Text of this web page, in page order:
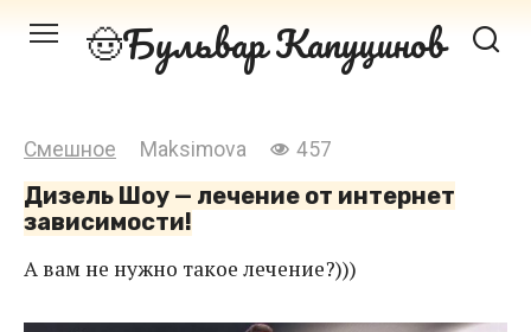
Перейти Бульвар Капуцинов
Смешное Maksimova 457
Дизель Шоу — лечение от интернет
зависимости!
А вам не нужно такое лечение?)))